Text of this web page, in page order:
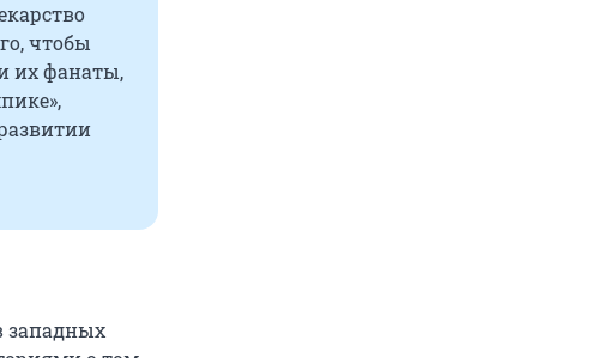
чтобы
их фанаты,
западных